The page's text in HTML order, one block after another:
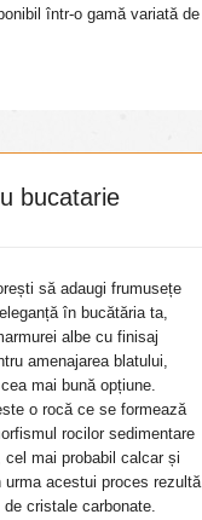
într-o gamă variată de
bucatarie
să adaugi frumusețe
în bucătăria ta,
albe cu finisaj
amenajarea blatului,
mai bună opțiune.
o rocă ce se formează
rocilor sedimentare
cel mai probabil calcar și
urma acestui proces rezultă
cristale carbonate.